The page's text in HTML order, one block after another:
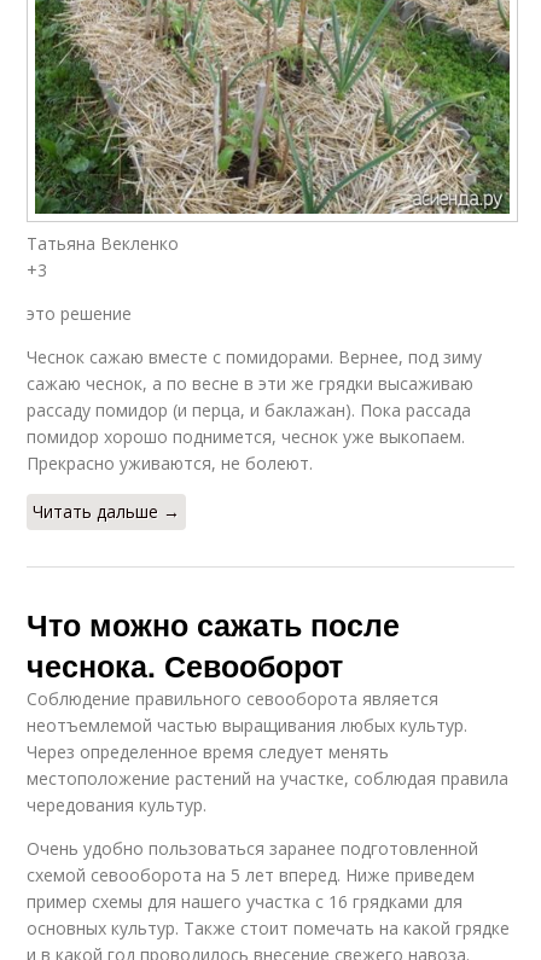
Татьяна Векленко
+3
это решение
Чеснок сажаю вместе с помидорами. Вернее, под зиму
сажаю чеснок, а по весне в эти же грядки высаживаю
рассаду помидор (и перца, и баклажан). Пока рассада
помидор хорошо поднимется, чеснок уже выкопаем.
Прекрасно уживаются, не болеют.
Читать дальше →
Что можно сажать после
чеснока. Севооборот
Соблюдение правильного севооборота является
неотъемлемой частью выращивания любых культур.
Через определенное время следует менять
местоположение растений на участке, соблюдая правила
чередования культур.
Очень удобно пользоваться заранее подготовленной
схемой севооборота на 5 лет вперед. Ниже приведем
пример схемы для нашего участка с 16 грядками для
основных культур. Также стоит помечать на какой грядке
и в какой год проводилось внесение свежего навоза.